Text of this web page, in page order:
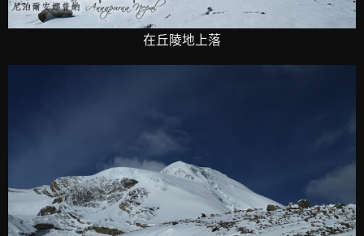
在丘陵地上落